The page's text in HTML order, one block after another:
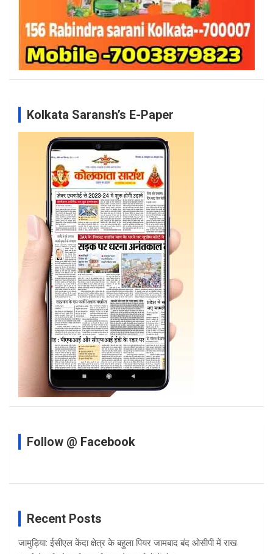
Kolkata Saransh’s E-Paper
Follow @ Facebook
Recent Posts
जामुड़िया: ईसीएल केंदा क्षेत्र के बहुला पियर जामबाद बंद ओसीपी में राख